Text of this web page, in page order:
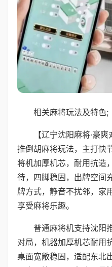
相关麻将玩法及特色;
【辽宁沈阳麻将·豪
推倒胡麻将玩法，主打快
将机加厚机芯，耐用抗造
待，四脚稳固，出牌空间
牌方式，静音不扰邻，家
享受麻将乐趣。
普通麻将机支持沈阳
对局，机器加厚机芯耐用
桌面宽敞稳固，适配东北